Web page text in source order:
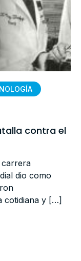
contra el
carrera
dio como
cotidiana y […]